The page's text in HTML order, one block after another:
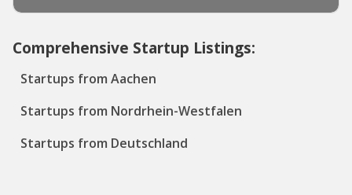
Comprehensive Startup Listings:
Startups from Aachen
Startups from Nordrhein-Westfalen
Startups from Deutschland